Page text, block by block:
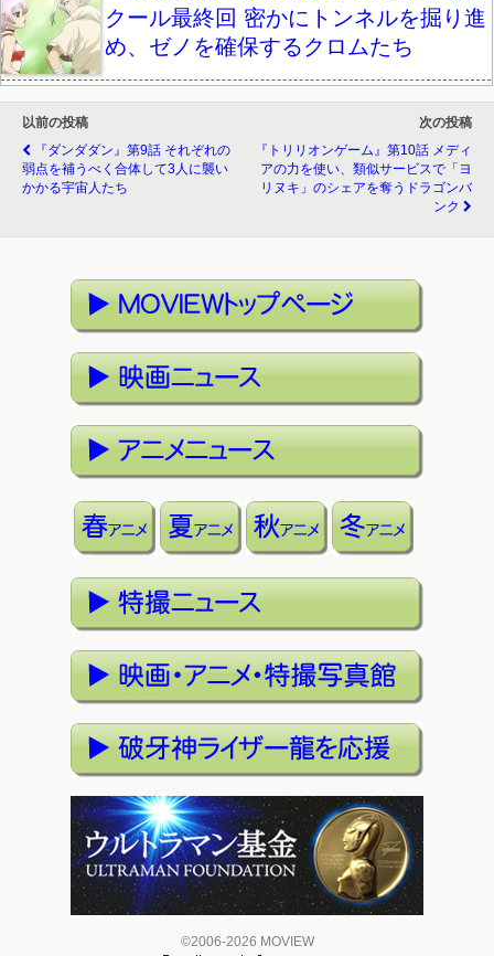
クール最終回 密かにトンネルを掘り進
め、ゼノを確保するクロムたち
以前の投稿
『ダンダダン』第9話 それぞれの
弱点を補うべく合体して3人に襲い
かかる宇宙人たち
次の投稿
『トリリオンゲーム』第10話 メディ
アの力を使い、類似サービスで「ヨ
リヌキ」のシェアを奪うドラゴンバ
ンク
©2006-2026 MOVIEW